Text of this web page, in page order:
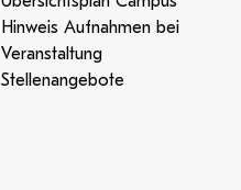
Hinweis Aufnahmen bei
Veranstaltung
Stellenangebote